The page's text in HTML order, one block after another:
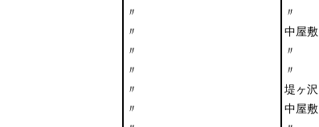
〃 〃
〃 中屋敷
〃 〃
〃 〃
〃 堤ヶ沢
〃 中屋敷